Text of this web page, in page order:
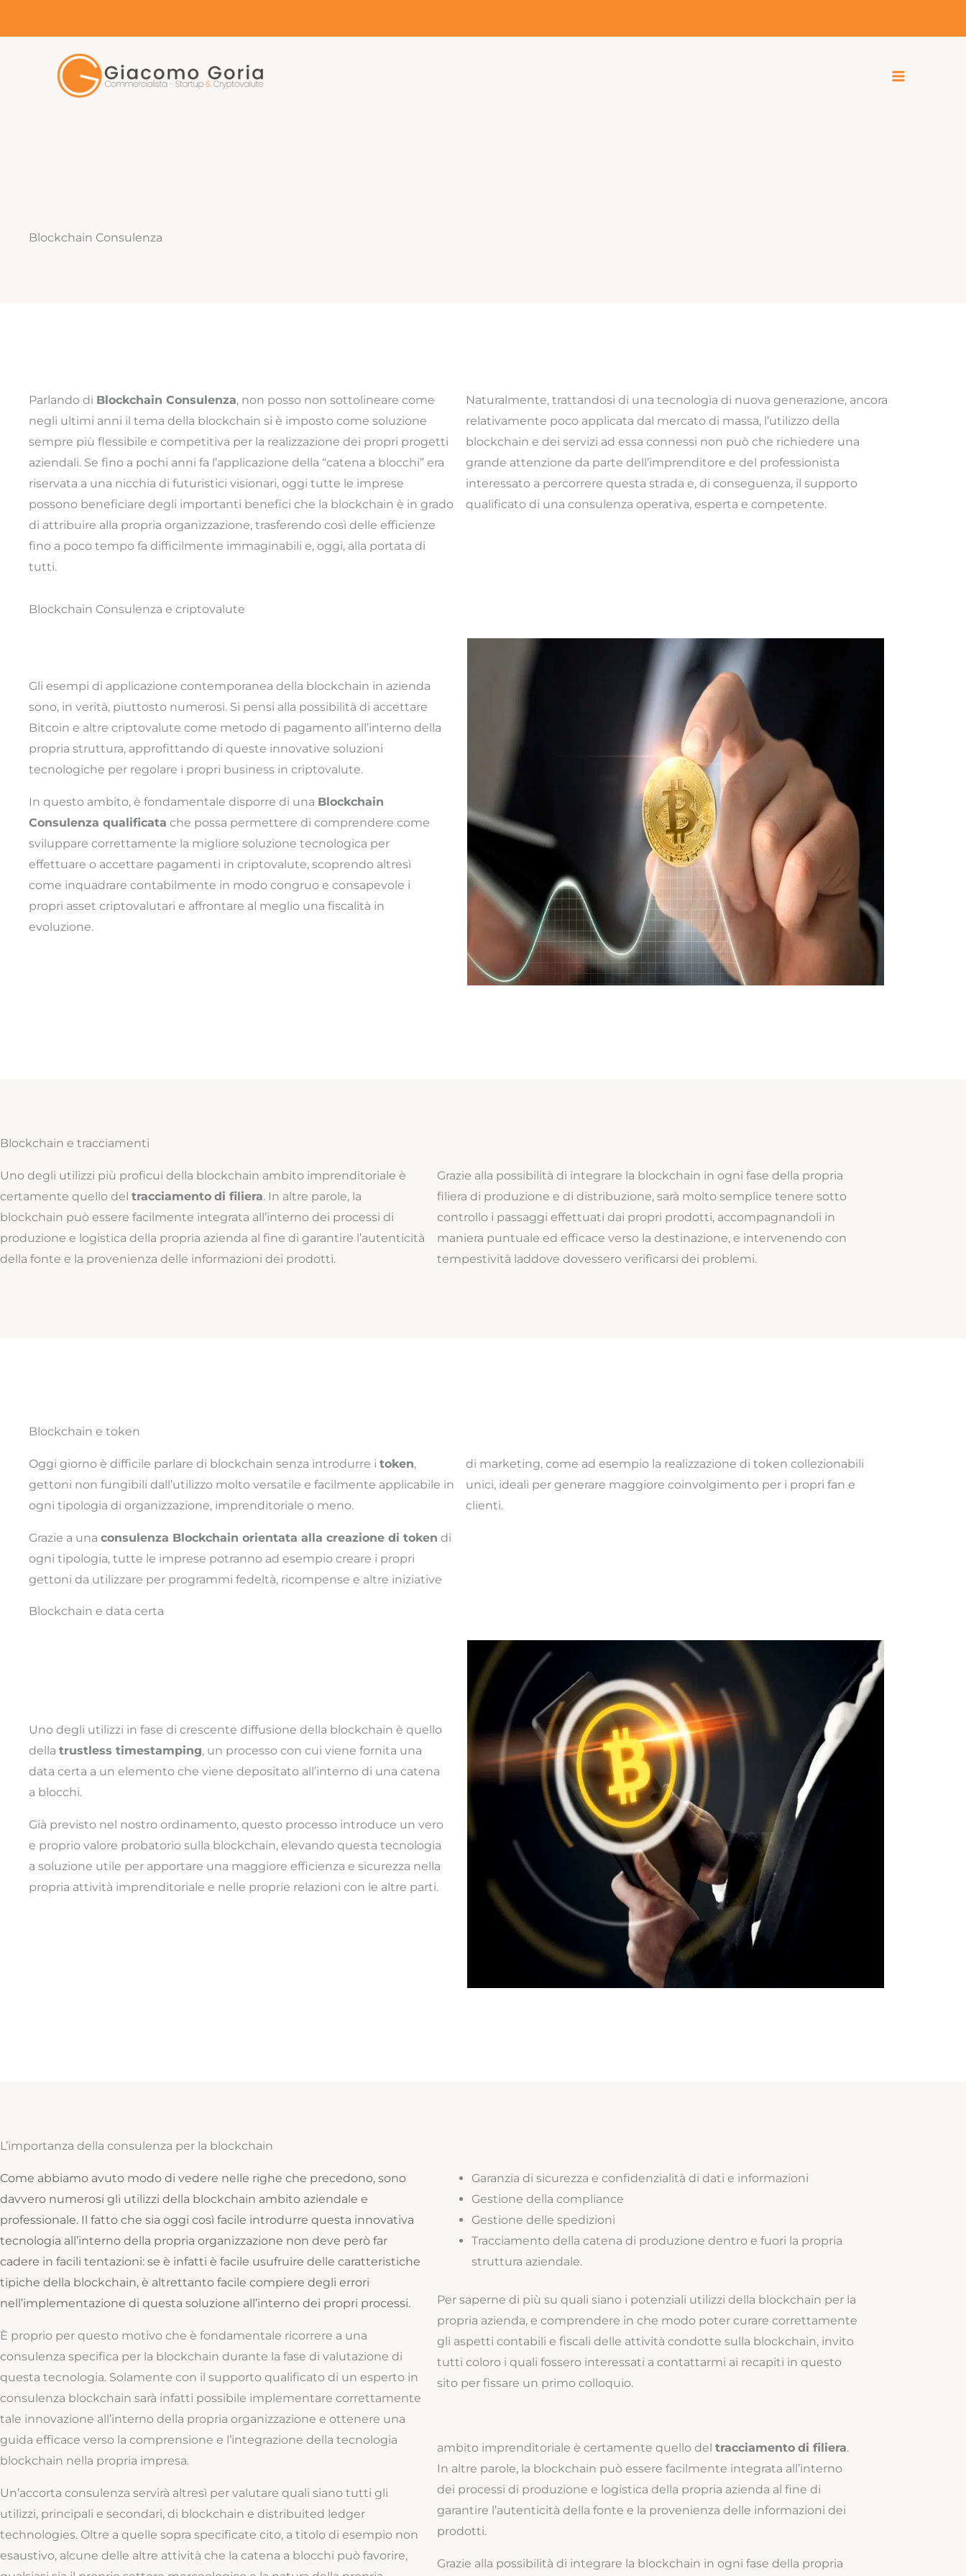
Blockchain Consulenza
Parlando di Blockchain Consulenza, non posso non sottolineare come
negli ultimi anni il tema della blockchain si è imposto come soluzione
sempre più flessibile e competitiva per la realizzazione dei propri progetti
aziendali. Se fino a pochi anni fa l’applicazione della “catena a blocchi” era
riservata a una nicchia di futuristici visionari, oggi tutte le imprese
possono beneficiare degli importanti benefici che la blockchain è in grado
di attribuire alla propria organizzazione, trasferendo così delle efficienze
fino a poco tempo fa difficilmente immaginabili e, oggi, alla portata di
tutti.
Naturalmente, trattandosi di una tecnologia di nuova generazione, ancora
relativamente poco applicata dal mercato di massa, l’utilizzo della
blockchain e dei servizi ad essa connessi non può che richiedere una
grande attenzione da parte dell’imprenditore e del professionista
interessato a percorrere questa strada e, di conseguenza, il supporto
qualificato di una consulenza operativa, esperta e competente.
Blockchain Consulenza e criptovalute
Gli esempi di applicazione contemporanea della blockchain in azienda
sono, in verità, piuttosto numerosi. Si pensi alla possibilità di accettare
Bitcoin e altre criptovalute come metodo di pagamento all’interno della
propria struttura, approfittando di queste innovative soluzioni
tecnologiche per regolare i propri business in criptovalute.
In questo ambito, è fondamentale disporre di una Blockchain
Consulenza qualificata che possa permettere di comprendere come
sviluppare correttamente la migliore soluzione tecnologica per
effettuare o accettare pagamenti in criptovalute, scoprendo altresì
come inquadrare contabilmente in modo congruo e consapevole i
propri asset criptovalutari e affrontare al meglio una fiscalità in
evoluzione.
Blockchain e tracciamenti
Uno degli utilizzi più proficui della blockchain ambito imprenditoriale è
certamente quello del tracciamento di filiera. In altre parole, la
blockchain può essere facilmente integrata all’interno dei processi di
produzione e logistica della propria azienda al fine di garantire l’autenticità
della fonte e la provenienza delle informazioni dei prodotti.
Grazie alla possibilità di integrare la blockchain in ogni fase della propria
filiera di produzione e di distribuzione, sarà molto semplice tenere sotto
controllo i passaggi effettuati dai propri prodotti, accompagnandoli in
maniera puntuale ed efficace verso la destinazione, e intervenendo con
tempestività laddove dovessero verificarsi dei problemi.
Blockchain e token
Oggi giorno è difficile parlare di blockchain senza introdurre i token,
gettoni non fungibili dall’utilizzo molto versatile e facilmente applicabile in
ogni tipologia di organizzazione, imprenditoriale o meno.
Grazie a una consulenza Blockchain orientata alla creazione di token di
ogni tipologia, tutte le imprese potranno ad esempio creare i propri
gettoni da utilizzare per programmi fedeltà, ricompense e altre iniziative
di marketing, come ad esempio la realizzazione di token collezionabili
unici, ideali per generare maggiore coinvolgimento per i propri fan e
clienti.
Blockchain e data certa
Uno degli utilizzi in fase di crescente diffusione della blockchain è quello
della trustless timestamping, un processo con cui viene fornita una
data certa a un elemento che viene depositato all’interno di una catena
a blocchi.
Già previsto nel nostro ordinamento, questo processo introduce un vero
e proprio valore probatorio sulla blockchain, elevando questa tecnologia
a soluzione utile per apportare una maggiore efficienza e sicurezza nella
propria attività imprenditoriale e nelle proprie relazioni con le altre parti.
L’importanza della consulenza per la blockchain
Come abbiamo avuto modo di vedere nelle righe che precedono, sono
davvero numerosi gli utilizzi della blockchain ambito aziendale e
professionale. Il fatto che sia oggi così facile introdurre questa innovativa
tecnologia all’interno della propria organizzazione non deve però far
cadere in facili tentazioni: se è infatti è facile usufruire delle caratteristiche
tipiche della blockchain, è altrettanto facile compiere degli errori
nell’implementazione di questa soluzione all’interno dei propri processi.
È proprio per questo motivo che è fondamentale ricorrere a una
consulenza specifica per la blockchain durante la fase di valutazione di
questa tecnologia. Solamente con il supporto qualificato di un esperto in
consulenza blockchain sarà infatti possibile implementare correttamente
tale innovazione all’interno della propria organizzazione e ottenere una
guida efficace verso la comprensione e l’integrazione della tecnologia
blockchain nella propria impresa.
Un’accorta consulenza servirà altresì per valutare quali siano tutti gli
utilizzi, principali e secondari, di blockchain e distribuited ledger
technologies. Oltre a quelle sopra specificate cito, a titolo di esempio non
esaustivo, alcune delle altre attività che la catena a blocchi può favorire,
Garanzia di sicurezza e confidenzialità di dati e informazioni
Gestione della compliance
Gestione delle spedizioni
Tracciamento della catena di produzione dentro e fuori la propria
struttura aziendale.
Per saperne di più su quali siano i potenziali utilizzi della blockchain per la
propria azienda, e comprendere in che modo poter curare correttamente
gli aspetti contabili e fiscali delle attività condotte sulla blockchain, invito
tutti coloro i quali fossero interessati a contattarmi ai recapiti in questo
sito per fissare un primo colloquio.
ambito imprenditoriale è certamente quello del tracciamento di filiera.
In altre parole, la blockchain può essere facilmente integrata all’interno
dei processi di produzione e logistica della propria azienda al fine di
garantire l’autenticità della fonte e la provenienza delle informazioni dei
prodotti.
Grazie alla possibilità di integrare la blockchain in ogni fase della propria